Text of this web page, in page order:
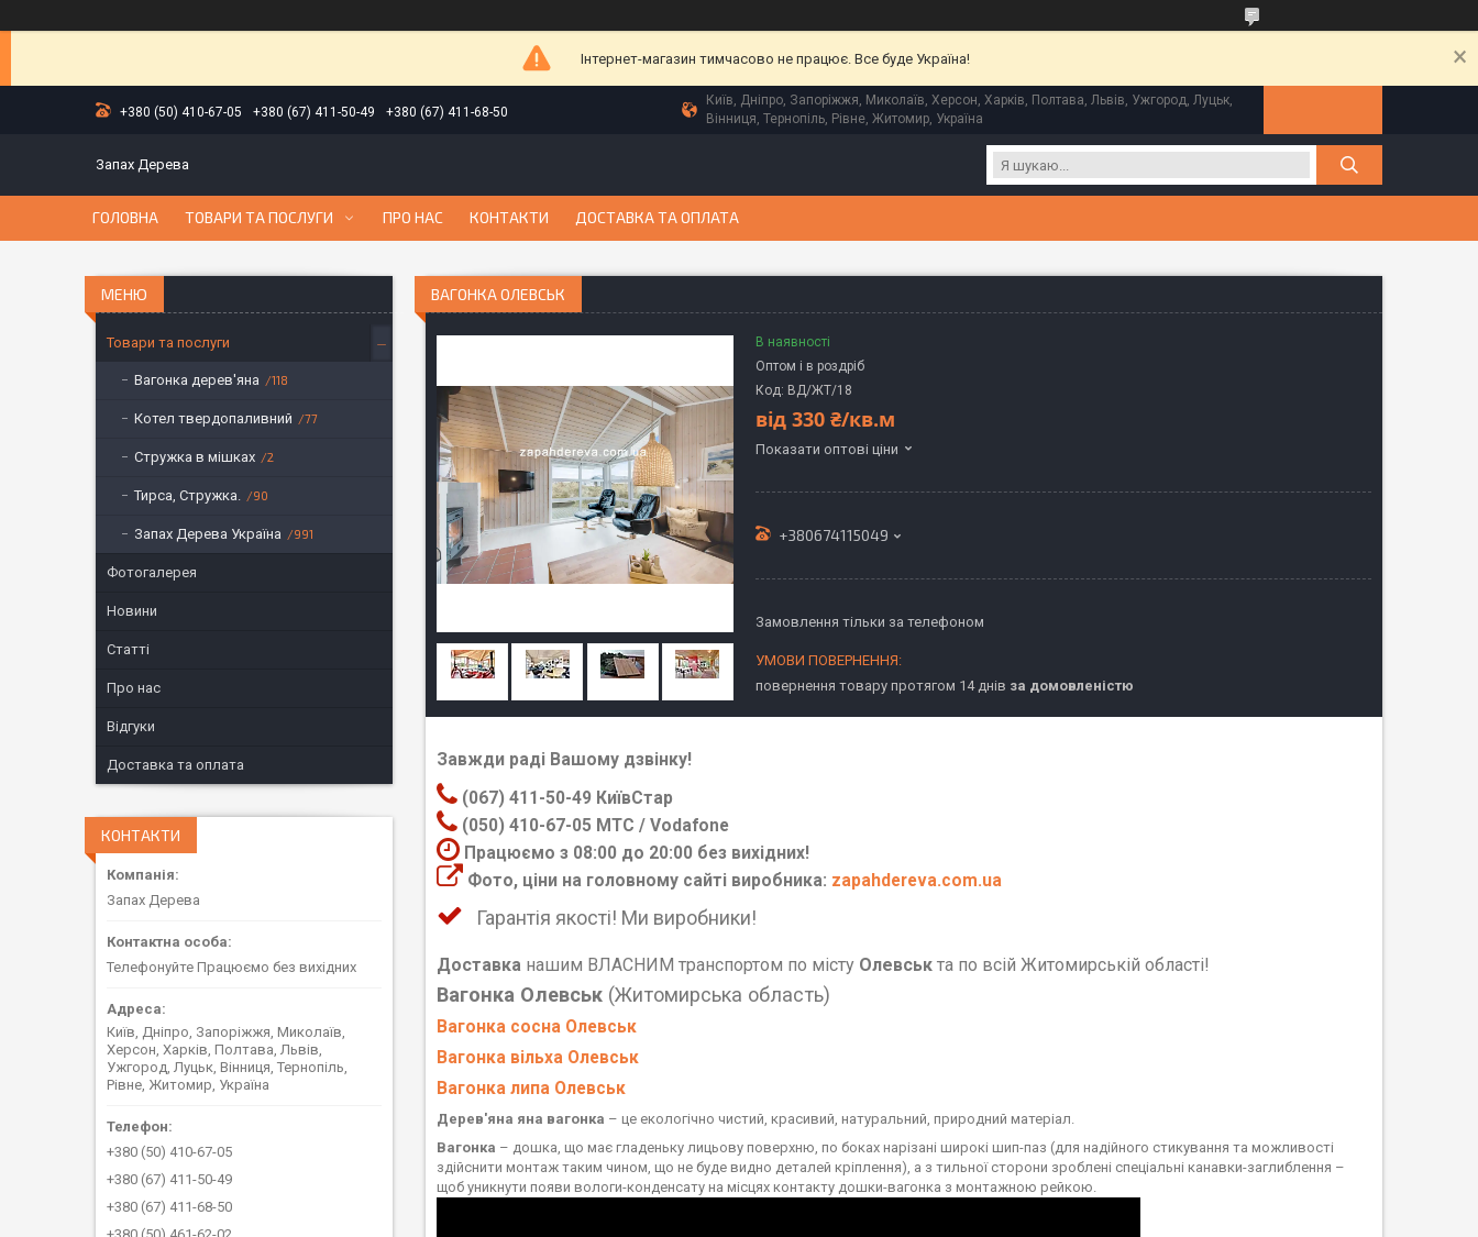
Інтернет-магазин тимчасово не працює. Все буде Україна!
+380 (50) 410-67-05 +380 (67) 411-50-49 +380 (67) 411-68-50
Київ, Дніпро, Запоріжжя, Миколаїв, Херсон, Харків, Полтава, Львів, Ужгород, Луцьк,
Вінниця, Тернопіль, Рівне, Житомир, Україна
Запах Дерева
ГОЛОВНА ТОВАРИ ТА ПОСЛУГИ ПРО НАС КОНТАКТИ ДОСТАВКА ТА ОПЛАТА
ВАГОНКА ОЛЕВСЬК
В наявності
Оптом і в роздріб
Код: ВД/ЖТ/18
від 330 ₴/кв.м
Показати оптові ціни
+380674115049
Замовлення тільки за телефоном
повернення товару протягом 14 днів за домовленістю
Завжди раді Вашому дзвінку!
(067) 411-50-49 КиївСтар
(050) 410-67-05 МТС / Vodafone
Працюємо з 08:00 до 20:00 без вихідних!
Фото, ціни на головному сайті виробника: zapahdereva.com.ua
Гарантія якості! Ми виробники!
Доставка нашим ВЛАСНИМ транспортом по місту Олевськ та по всій Житомирській області!
Вагонка Олевськ (Житомирська область)
Вагонка сосна Олевськ
Вагонка вільха Олевськ
Вагонка липа Олевськ
Дерев'яна яна вагонка – це екологічно чистий, красивий, натуральний, природний матеріал.
Вагонка – дошка, що має гладеньку лицьову поверхню, по боках нарізані широкі шип-паз (для надійного стикування та можливості
здійснити монтаж таким чином, що не буде видно деталей кріплення), а з тильної сторони зроблені спеціальні канавки-заглиблення –
щоб уникнути появи вологи-конденсату на місцях контакту дошки-вагонка з монтажною рейкою.
Товари та послуги
Вагонка дерев'яна 118
Котел твердопаливний 77
Стружка в мішках 2
Тирса, Стружка. 90
Запах Дерева Україна 991
Фотогалерея
Новини
Статті
Про нас
Відгуки
Доставка та оплата
КОНТАКТИ
Запах Дерева
Телефонуйте Працюємо без вихідних
Київ, Дніпро, Запоріжжя, Миколаїв,
Херсон, Харків, Полтава, Львів,
Ужгород, Луцьк, Вінниця, Тернопіль,
Рівне, Житомир, Україна
+380 (50) 410-67-05
+380 (67) 411-50-49
+380 (67) 411-68-50